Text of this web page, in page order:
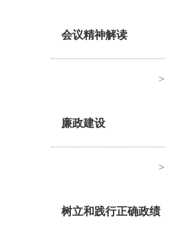
会议精神解读
>
廉政建设
>
树立和践行正确政绩